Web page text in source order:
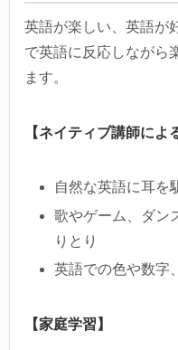
英語が楽しい、英語が
で英語に反応しながら
ます。
【ネイティブ講師によ
自然な英語に耳を
歌やゲーム、ダン
りとり
英語での色や数字
【家庭学習】